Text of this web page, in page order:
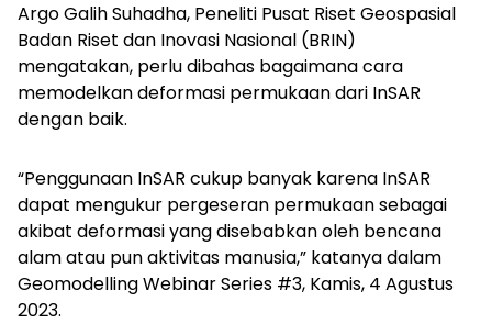
Argo Galih Suhadha, Peneliti Pusat Riset Geospasial
Badan Riset dan Inovasi Nasional (BRIN)
mengatakan, perlu dibahas bagaimana cara
memodelkan deformasi permukaan dari InSAR
dengan baik.
“Penggunaan InSAR cukup banyak karena InSAR
dapat mengukur pergeseran permukaan sebagai
akibat deformasi yang disebabkan oleh bencana
alam atau pun aktivitas manusia,” katanya dalam
Geomodelling Webinar Series #3, Kamis, 4 Agustus
2023.